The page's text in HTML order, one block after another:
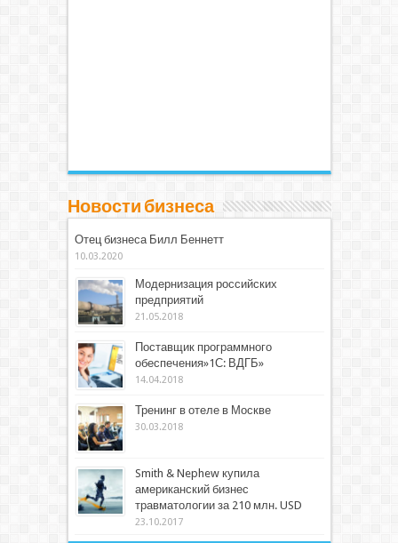
Новости бизнеса
Отец бизнеса Билл Беннетт
10.03.2020
Модернизация российских
предприятий
21.05.2018
Поставщик программного
обеспечения»1С: ВДГБ»
14.04.2018
Тренинг в отеле в Москве
30.03.2018
Smith & Nephew купила
американский бизнес
травматологии за 210 млн. USD
23.10.2017